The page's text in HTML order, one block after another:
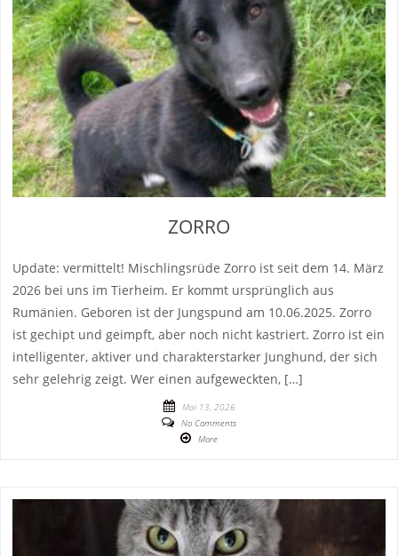
ZORRO
Update: vermittelt! Mischlingsrüde Zorro ist seit dem 14. März
2026 bei uns im Tierheim. Er kommt ursprünglich aus
Rumänien. Geboren ist der Jungspund am 10.06.2025. Zorro
ist gechipt und geimpft, aber noch nicht kastriert. Zorro ist ein
intelligenter, aktiver und charakterstarker Junghund, der sich
sehr gelehrig zeigt. Wer einen aufgeweckten, […]
Mai 13, 2026
No Comments
More